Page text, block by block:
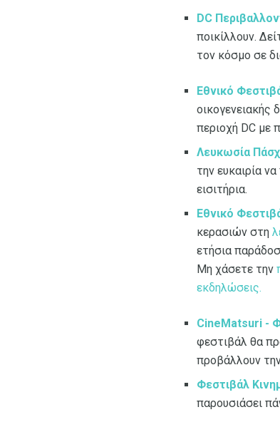
DC
ποικίλλουν.
τον κόσμο σε
Εθνικό
οικογενειακής
περιοχή DC με
Λευκωσία
την ευκαιρία
εισιτήρια.
Εθνικό
κερασιών στη
ετήσια
Μη χάσετε την
εκδηλώσεις.
CineMatsuri -
φεστιβάλ θα
προβάλλουν
Φεστιβάλ
παρουσιάσει